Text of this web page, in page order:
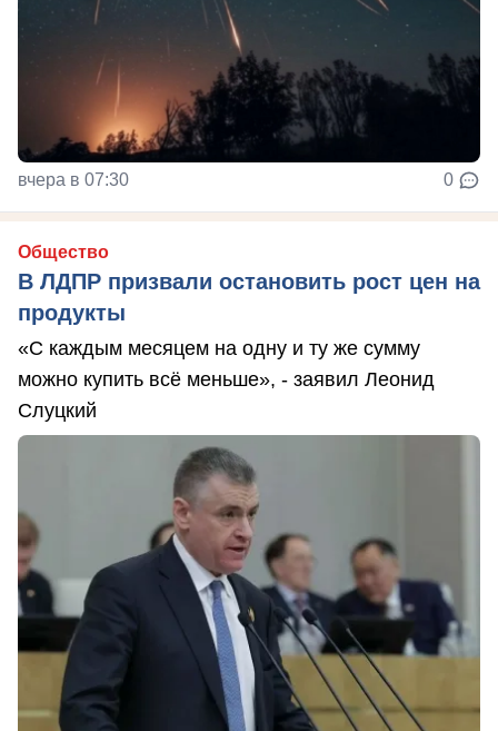
вчера в 07:30 0
Общество
В ЛДПР призвали остановить рост цен на
продукты
«С каждым месяцем на одну и ту же сумму
можно купить всё меньше», - заявил Леонид
Слуцкий